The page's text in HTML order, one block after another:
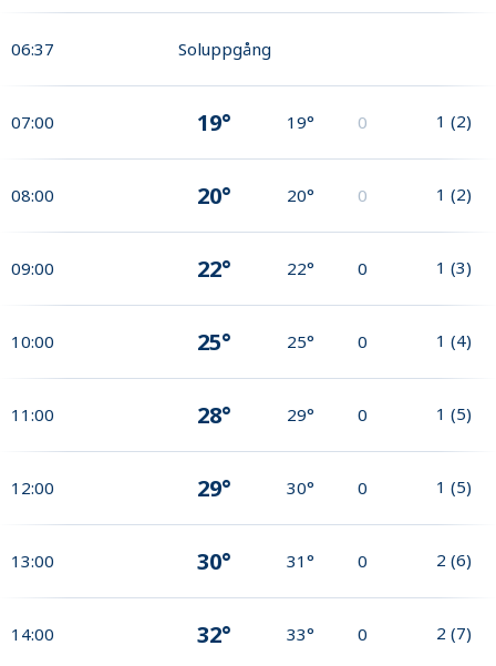
06:37 Soluppgång
07:00 19° 19° 0 1 (2)
08:00 20° 20° 0 1 (2)
09:00 22° 22° 0 1 (3)
10:00 25° 25° 0 1 (4)
11:00 28° 29° 0 1 (5)
12:00 29° 30° 0 1 (5)
13:00 30° 31° 0 2 (6)
14:00 32° 33° 0 2 (7)